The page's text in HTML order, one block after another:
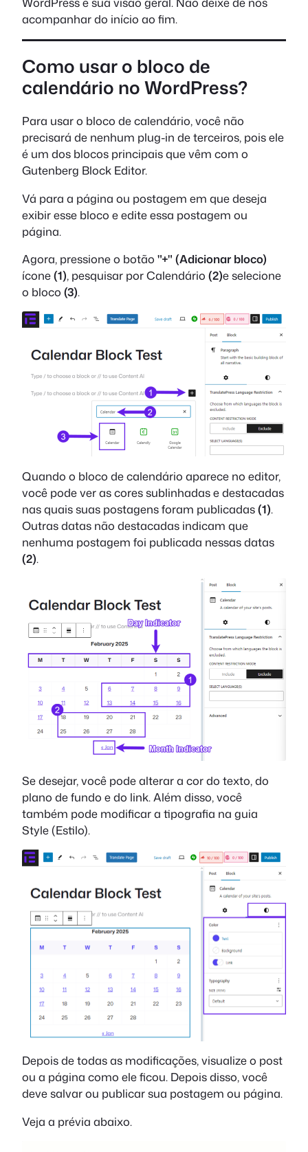
acompanhar do início ao fim.
Como usar o bloco de
calendário no WordPress?
Para usar o bloco de calendário, você não
precisará de nenhum plug-in de terceiros, pois ele
é um dos blocos principais que vêm com o
Gutenberg Block Editor.
Vá para a página ou postagem em que deseja
exibir esse bloco e edite essa postagem ou
página.
Agora, pressione o botão "+" (Adicionar bloco)
ícone(1), pesquisar por Calendário (2)e selecione
o bloco (3).
Quando o bloco de calendário aparece no editor,
você pode ver as cores sublinhadas e destacadas
nas quais suas postagens foram publicadas(1).
Outras datas não destacadas indicam que
nenhuma postagem foi publicada nessas datas
(2).
Se desejar, você pode alterar a cor do texto, do
plano de fundo e do link. Além disso, você
também pode modificar a tipografia na guia
Style (Estilo).
Depois de todas as modificações, visualize o post
ou a página como ele ficou. Depois disso, você
deve salvar ou publicar sua postagem ou página.
Veja a prévia abaixo.